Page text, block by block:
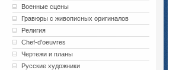
Военные сцены
Гравюры с живописных оригиналов
Религия
Chef-d'oeuvres
Чертежи и планы
Русские художники